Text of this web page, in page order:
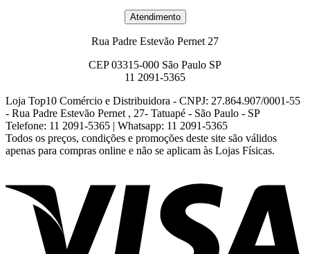
Rua Padre Estevão Pernet 27
CEP 03315-000 São Paulo SP
11 2091-5365
Loja Top10 Comércio e Distribuidora - CNPJ: 27.864.907/0001-55
- Rua Padre Estevão Pernet , 27- Tatuapé - São Paulo - SP
Telefone: 11 2091-5365 | Whatsapp: 11 2091-5365
Todos os preços, condições e promoções deste site são válidos
apenas para compras online e não se aplicam às Lojas Físicas.